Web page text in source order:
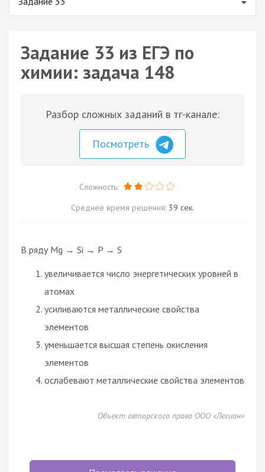
Задание 33 из ЕГЭ по
химии: задача 148
Разбор сложных заданий в тг-канале:
Посмотреть
Сложность:
Среднее время решения: 39 сек.
В ряду Mg → Si → P → S
увеличивается число энергетических уровней в
атомах
усиливаются металлические свойства
элементов
уменьшается высшая степень окисления
элементов
ослабевают металлические свойства элементов
Объект авторского права ООО «Легион»